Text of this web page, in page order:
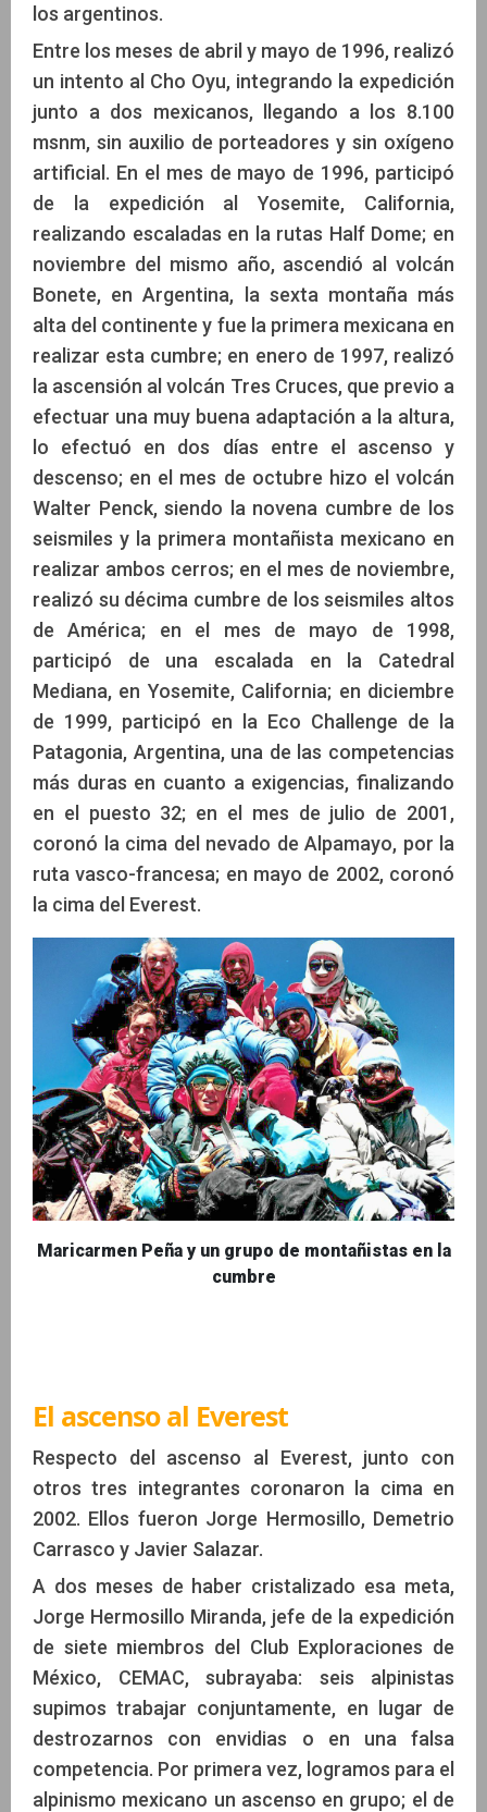
los argentinos.
Entre los meses de abril y mayo de 1996, realizó
un intento al Cho Oyu, integrando la expedición
junto a dos mexicanos, llegando a los 8.100
msnm, sin auxilio de porteadores y sin oxígeno
artificial. En el mes de mayo de 1996, participó
de la expedición al Yosemite, California,
realizando escaladas en la rutas Half Dome; en
noviembre del mismo año, ascendió al volcán
Bonete, en Argentina, la sexta montaña más
alta del continente y fue la primera mexicana en
realizar esta cumbre; en enero de 1997, realizó
la ascensión al volcán Tres Cruces, que previo a
efectuar una muy buena adaptación a la altura,
lo efectuó en dos días entre el ascenso y
descenso; en el mes de octubre hizo el volcán
Walter Penck, siendo la novena cumbre de los
seismiles y la primera montañista mexicano en
realizar ambos cerros; en el mes de noviembre,
realizó su décima cumbre de los seismiles altos
de América; en el mes de mayo de 1998,
participó de una escalada en la Catedral
Mediana, en Yosemite, California; en diciembre
de 1999, participó en la Eco Challenge de la
Patagonia, Argentina, una de las competencias
más duras en cuanto a exigencias, finalizando
en el puesto 32; en el mes de julio de 2001,
coronó la cima del nevado de Alpamayo, por la
ruta vasco-francesa; en mayo de 2002, coronó
la cima del Everest.
Maricarmen Peña y un grupo de montañistas en la
cumbre
El ascenso al Everest
Respecto del ascenso al Everest, junto con
otros tres integrantes coronaron la cima en
2002. Ellos fueron Jorge Hermosillo, Demetrio
Carrasco y Javier Salazar.
A dos meses de haber cristalizado esa meta,
Jorge Hermosillo Miranda, jefe de la expedición
de siete miembros del Club Exploraciones de
México, CEMAC, subrayaba: seis alpinistas
supimos trabajar conjuntamente, en lugar de
destrozarnos con envidias o en una falsa
competencia. Por primera vez, logramos para el
alpinismo mexicano un ascenso en grupo; el de